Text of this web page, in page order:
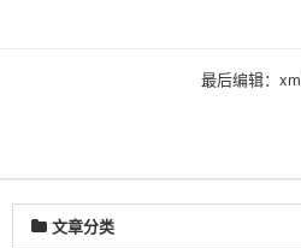
最后编辑：
文章分类